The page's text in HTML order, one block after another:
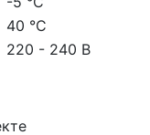
40 °С
220 - 240 В